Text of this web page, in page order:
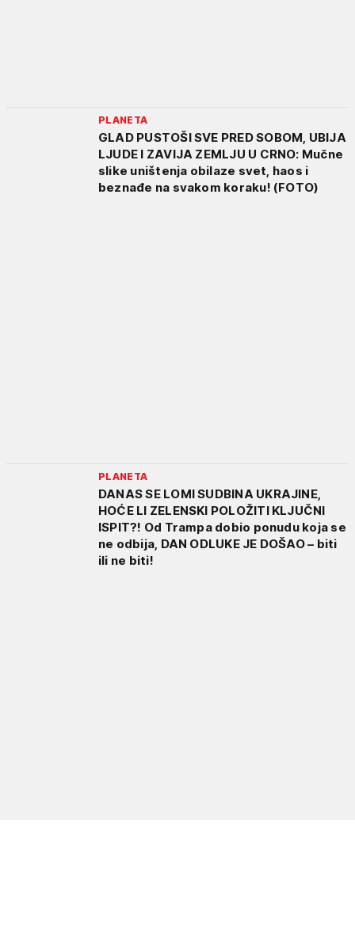
PLANETA
GLAD PUSTOŠI SVE PRED SOBOM, UBIJA
LJUDE I ZAVIJA ZEMLJU U CRNO: Mučne
slike uništenja obilaze svet, haos i
beznađe na svakom koraku! (FOTO)
PLANETA
DANAS SE LOMI SUDBINA UKRAJINE,
HOĆE LI ZELENSKI POLOŽITI KLJUČNI
ISPIT?! Od Trampa dobio ponudu koja se
ne odbija, DAN ODLUKE JE DOŠAO – biti
ili ne biti!